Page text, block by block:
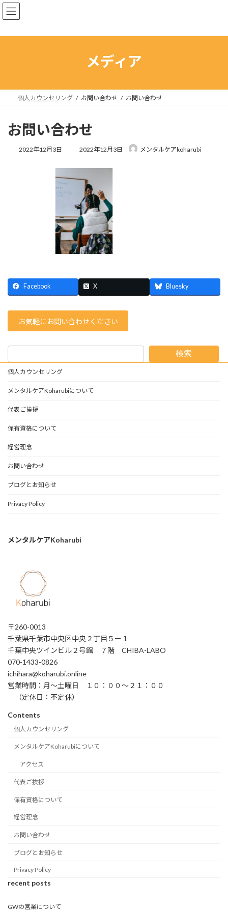
コ
ン
ン
ナ
ビ
ー
メディア
個人カウンセリング お問い合わせ お問い合わせ
お問い合わせ
2022年12月3日
最
時
:
2022年12月3日 メンタルケアkoharubi
Facebook X Bluesky
お気軽にお問い合わせください
検索
個人カウンセリング
メンタルケアKoharubiについて
代表ご挨拶
保有資格について
経営理念
お問い合わせ
ブログとお知らせ
Privacy Policy
メンタルケアKoharubi
〒260-0013
千葉県千葉市中央区中央２丁目５ー１
千葉中央ツインビル２号館 ７階 CHIBA-LABO
070-1433-0826
ichihara@koharubi.online
営業時間：月〜土曜日 １０：００〜２１：００
（定休日：不定休）
Contents
個人カウンセリング
メンタルケアKoharubiについて
アクセス
代表ご挨拶
保有資格について
経営理念
お問い合わせ
ブログとお知らせ
Privacy Policy
recent posts
GWの営業について